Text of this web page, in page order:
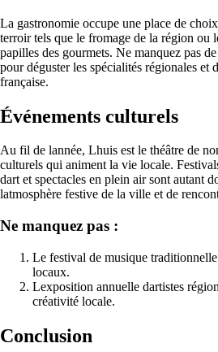
La gastronomie occupe une place de
terroir tels que le fromage de la région ou
papilles des gourmets. Ne manquez pas
pour déguster les spécialités régionales et
française.
Événements culturels
Au fil de lannée, Lhuis est le théâtre de
culturels qui animent la vie locale.
dart et spectacles en plein air sont autant
latmosphère festive de la ville et de
Ne manquez pas :
Le festival de musique
locaux.
Lexposition annuelle dartistes
créativité locale.
Conclusion